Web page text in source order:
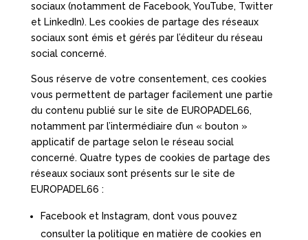
sociaux (notamment de Facebook, YouTube, Twitter
et LinkedIn). Les cookies de partage des réseaux
sociaux sont émis et gérés par l’éditeur du réseau
social concerné.
Sous réserve de votre consentement, ces cookies
vous permettent de partager facilement une partie
du contenu publié sur le site de EUROPADEL66,
notamment par l’intermédiaire d’un « bouton »
applicatif de partage selon le réseau social
concerné. Quatre types de cookies de partage des
réseaux sociaux sont présents sur le site de
EUROPADEL66 :
Facebook et Instagram, dont vous pouvez
consulter la politique en matière de cookies en